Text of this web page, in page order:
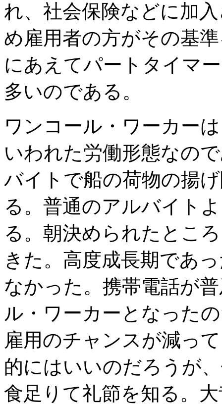
れ、社会保険などに加
め雇用者の方がその基
にあえてパートタイマ
多いのである。
ワンコール・ワーカー
いわれた労働形態なの
バイトで船の荷物の揚
る。普通のアルバイト
る。朝決められたとこ
きた。高度成長期であ
なかった。携帯電話が
ル・ワーカーとなった
雇用のチャンスが減っ
的にはいいのだろうが
食足りて礼節を知る。